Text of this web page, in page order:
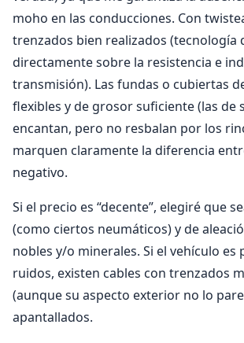
moho en las conducciones. Con
trenzados bien realizados (tecnología
directamente sobre la resistencia e
transmisión). Las fundas o cubiertas
flexibles y de grosor suficiente (las de
encantan, pero no resbalan por los
marquen claramente la diferencia
negativo.
Si el precio es “decente”, elegiré que
(como ciertos neumáticos) y de
nobles y/o minerales. Si el vehículo es
ruidos, existen cables con trenzados
(aunque su aspecto exterior no lo
apantallados.